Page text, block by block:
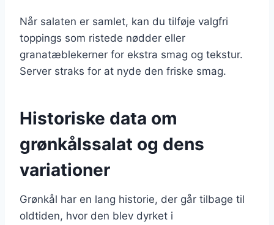
Når salaten er samlet, kan du tilføje valgfri
toppings som ristede nødder eller
granatæblekerner for ekstra smag og tekstur.
Server straks for at nyde den friske smag.
Historiske data om
grønkålssalat og dens
variationer
Grønkål har en lang historie, der går tilbage til
oldtiden, hvor den blev dyrket i